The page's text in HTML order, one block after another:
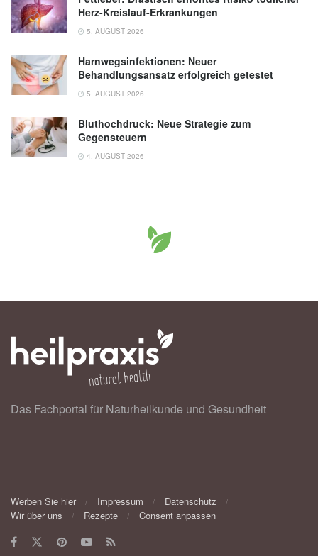
Herz-Kreislauf-Erkrankungen
5. AUGUST 2026
Harnwegsinfektionen: Neuer
Behandlungsansatz erfolgreich getestet
5. AUGUST 2026
Bluthochdruck: Neue Strategie zum
Gegensteuern
4. AUGUST 2026
Das Fachportal für Naturheilkunde und Gesundheit
Werben Sie hier Impressum
Datenschutz
Wir über uns
Rezepte Consent anpassen